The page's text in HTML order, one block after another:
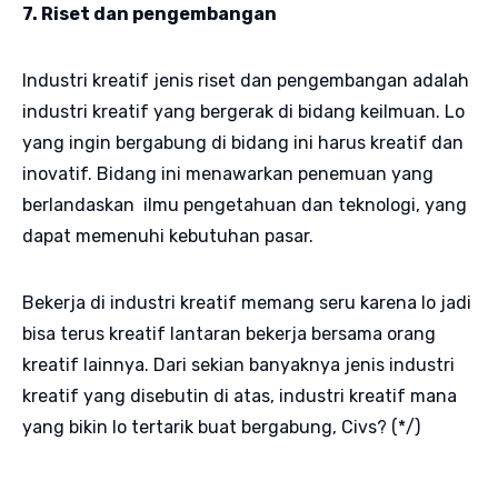
7. Riset dan pengembangan
Industri kreatif jenis riset dan pengembangan adalah
industri kreatif yang bergerak di bidang keilmuan. Lo
yang ingin bergabung di bidang ini harus kreatif dan
inovatif. Bidang ini menawarkan penemuan yang
berlandaskan ilmu pengetahuan dan teknologi, yang
dapat memenuhi kebutuhan pasar.
Bekerja di industri kreatif memang seru karena lo jadi
bisa terus kreatif lantaran bekerja bersama orang
kreatif lainnya. Dari sekian banyaknya jenis industri
kreatif yang disebutin di atas, industri kreatif mana
yang bikin lo tertarik buat bergabung, Civs? (*/)